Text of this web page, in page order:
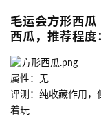
毛运会方形西瓜
西瓜，推荐程度
属性：无
评测：纯收藏作用，
着玩